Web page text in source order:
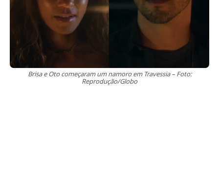
Brisa e Oto começaram um namoro em Travessia – Foto:
Reprodução/Globo